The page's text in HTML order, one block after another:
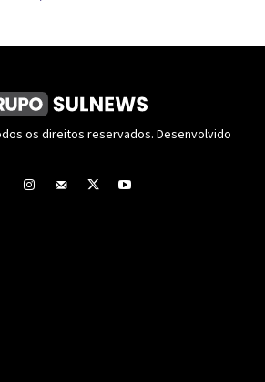
os direitos reservados. Desenvolvido